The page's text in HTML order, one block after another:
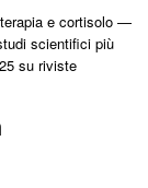
e cortisolo —
scientifici più
su riviste